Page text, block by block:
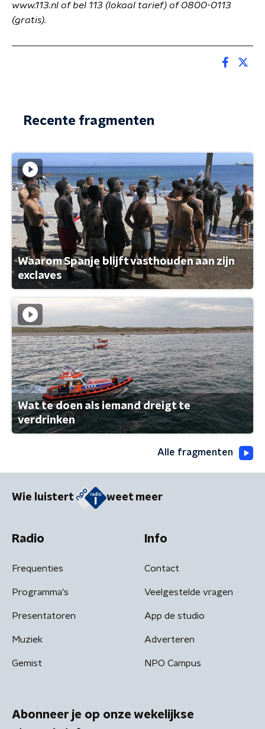
www.113.nl of bel 113 (lokaal tarief) of 0800-0113
(gratis).
Recente fragmenten
Waarom Spanje blijft vasthouden aan zijn
exclaves
Wat te doen als iemand dreigt te
verdrinken
Alle fragmenten
Wie luistert weet meer
Radio
Frequenties
Programma's
Presentatoren
Muziek
Gemist
Info
Contact
Veelgestelde vragen
App de studio
Adverteren
NPO Campus
Abonneer je op onze wekelijkse